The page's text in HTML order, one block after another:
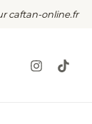
caftan-online.fr